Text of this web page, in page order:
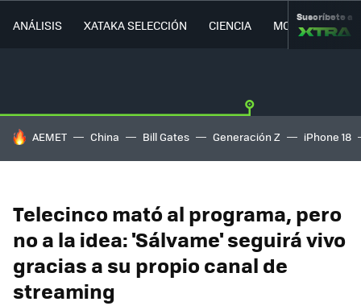
ANÁLISIS XATAKA SELECCIÓN CIENCIA MOVILIDAD
Suscríbete a
HOY SE HABLA DE
AEMET China Bill Gates Generación Z iPhone 18
Telecinco mató al programa, pero
no a la idea: 'Sálvame' seguirá vivo
gracias a su propio canal de
streaming